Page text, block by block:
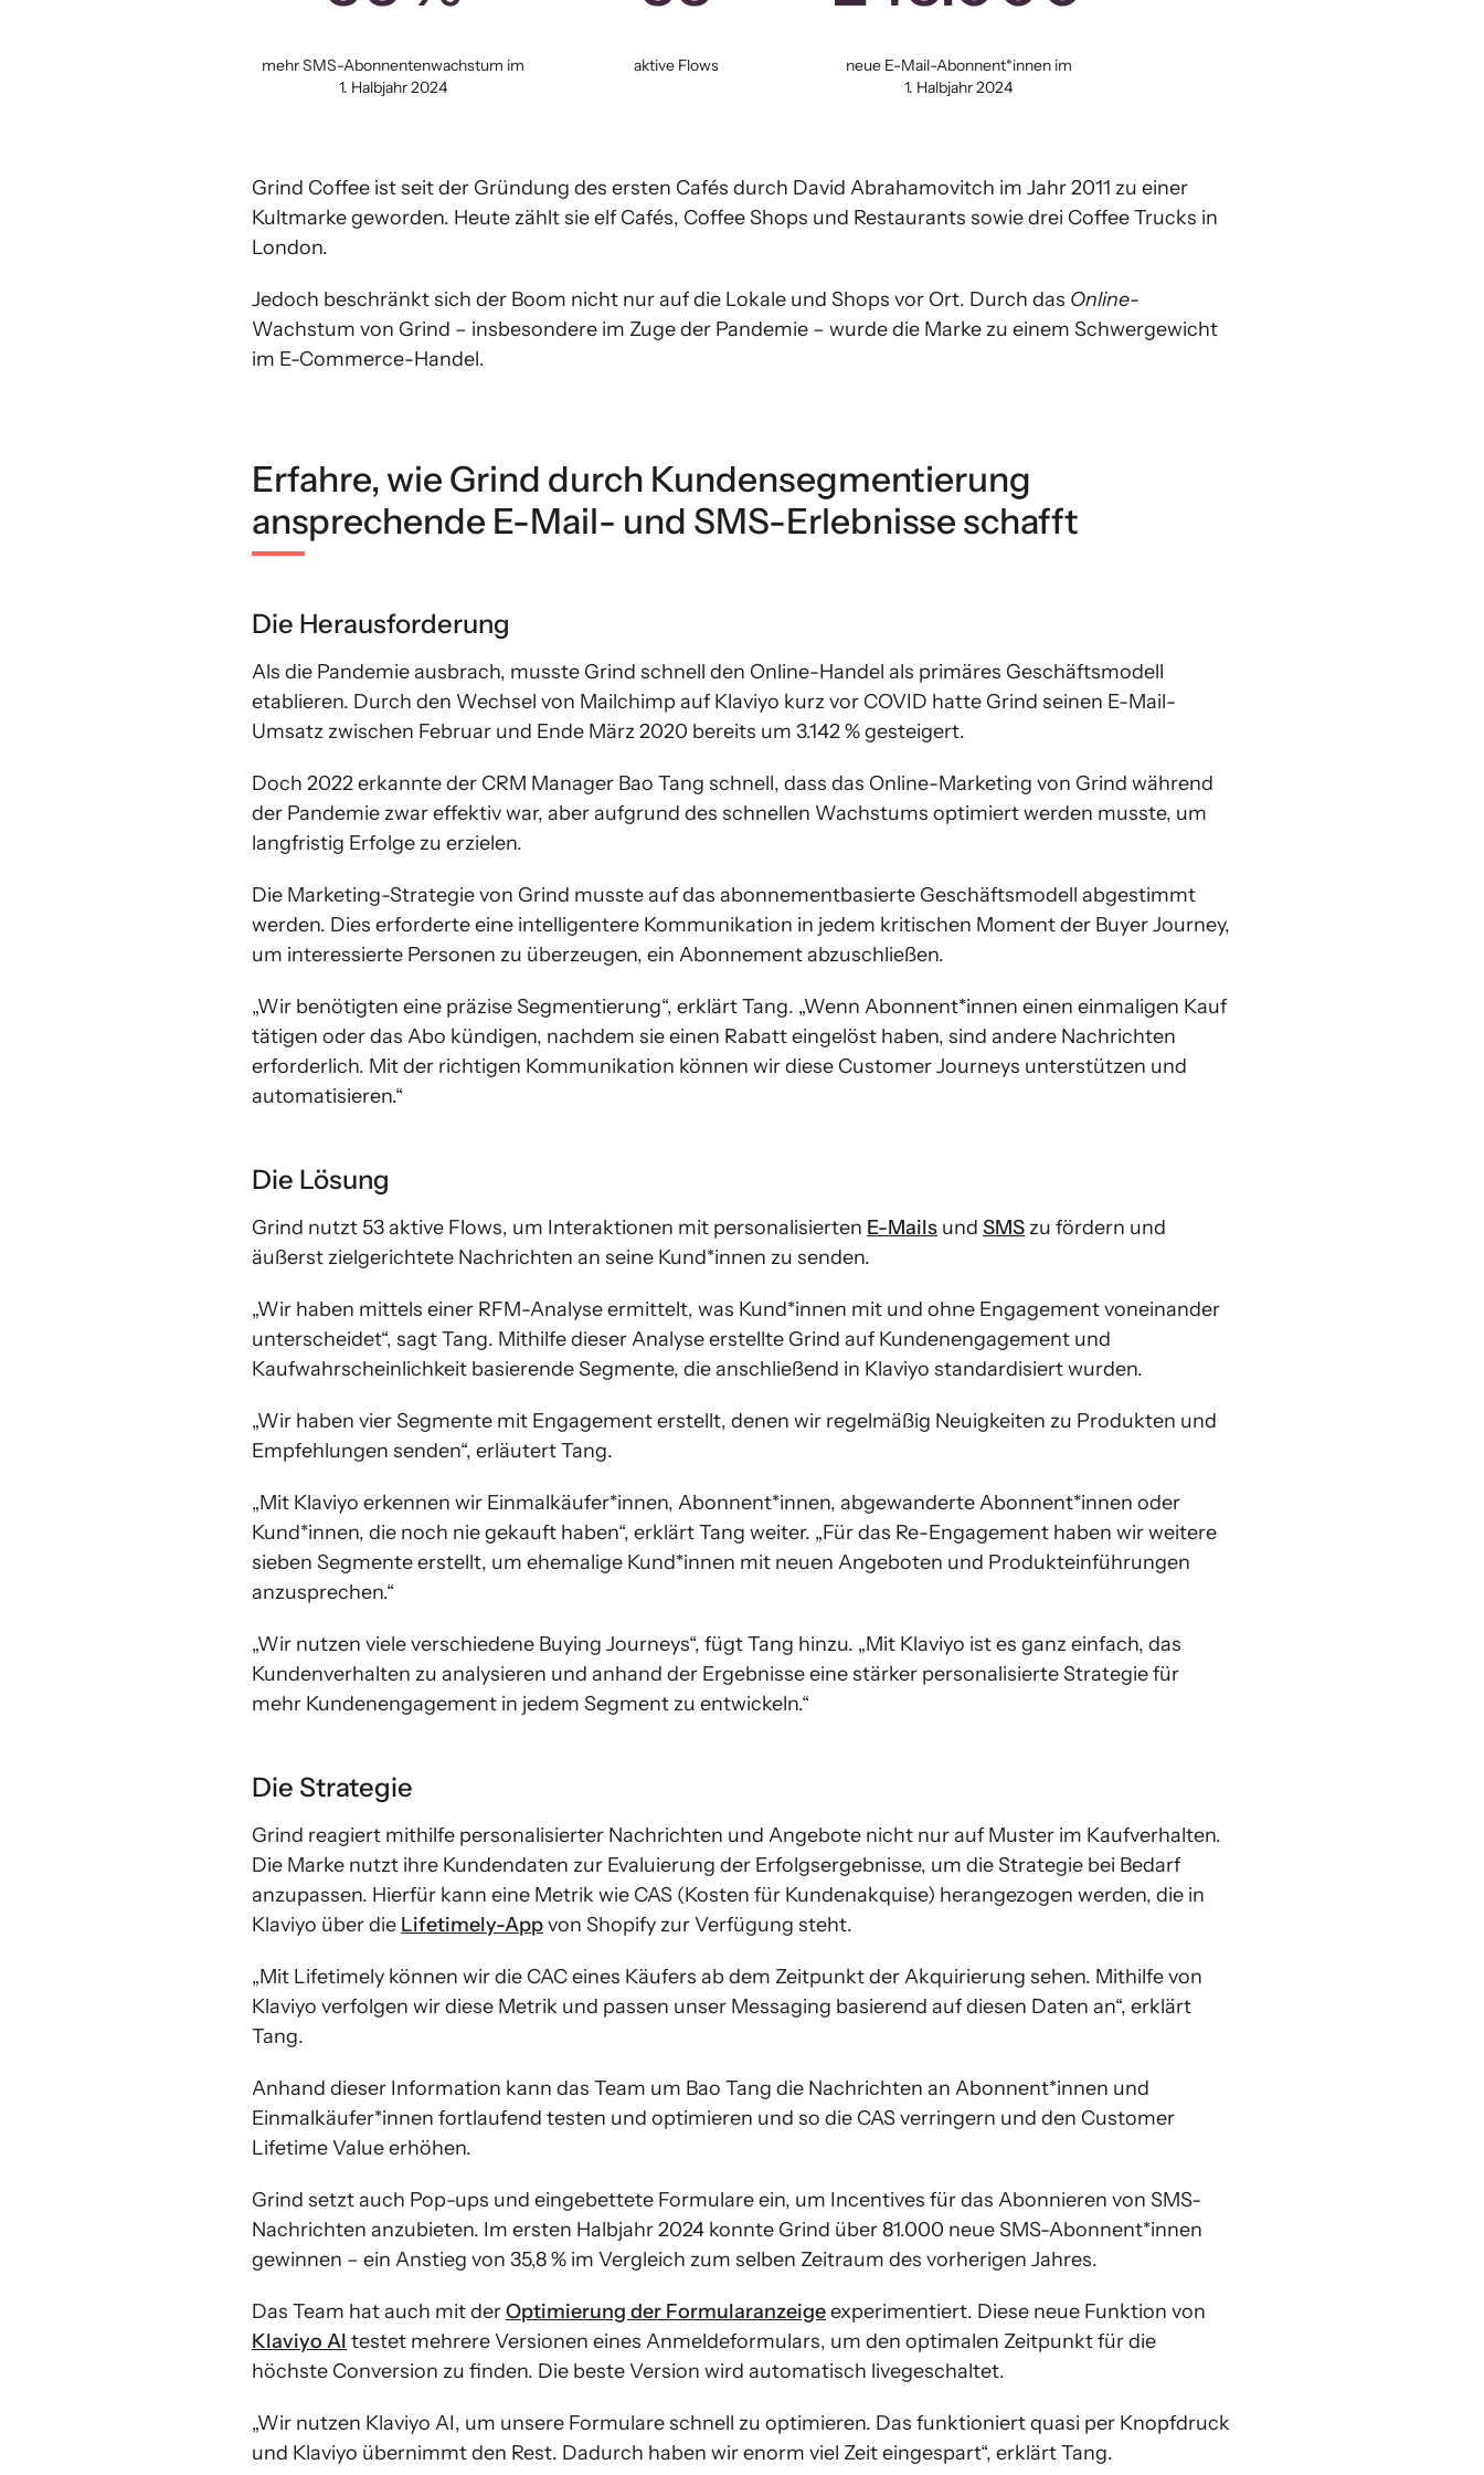
mehr SMS-Abonnentenwachstum im
1. Halbjahr 2024
aktive Flows
neue E-Mail-Abonnent*innen im
1. Halbjahr 2024
Grind Coffee ist seit der Gründung des ersten Cafés durch David Abrahamovitch im Jahr 2011 zu einer
Kultmarke geworden. Heute zählt sie elf Cafés, Coffee Shops und Restaurants sowie drei Coffee Trucks in
London.
Jedoch beschränkt sich der Boom nicht nur auf die Lokale und Shops vor Ort. Durch das Online-
Wachstum von Grind – insbesondere im Zuge der Pandemie – wurde die Marke zu einem Schwergewicht
im E-Commerce-Handel.
Erfahre, wie Grind durch Kundensegmentierung
ansprechende E-Mail- und SMS-Erlebnisse schafft
Die Herausforderung
Als die Pandemie ausbrach, musste Grind schnell den Online-Handel als primäres Geschäftsmodell
etablieren. Durch den Wechsel von Mailchimp auf Klaviyo kurz vor COVID hatte Grind seinen E-Mail-
Umsatz zwischen Februar und Ende März 2020 bereits um 3.142 % gesteigert.
Doch 2022 erkannte der CRM Manager Bao Tang schnell, dass das Online-Marketing von Grind während
der Pandemie zwar effektiv war, aber aufgrund des schnellen Wachstums optimiert werden musste, um
langfristig Erfolge zu erzielen.
Die Marketing-Strategie von Grind musste auf das abonnementbasierte Geschäftsmodell abgestimmt
werden. Dies erforderte eine intelligentere Kommunikation in jedem kritischen Moment der Buyer Journey,
um interessierte Personen zu überzeugen, ein Abonnement abzuschließen.
„Wir benötigten eine präzise Segmentierung“, erklärt Tang. „Wenn Abonnent*innen einen einmaligen Kauf
tätigen oder das Abo kündigen, nachdem sie einen Rabatt eingelöst haben, sind andere Nachrichten
erforderlich. Mit der richtigen Kommunikation können wir diese Customer Journeys unterstützen und
automatisieren.“
Die Lösung
Grind nutzt 53 aktive Flows, um Interaktionen mit personalisierten E-Mails und SMS zu fördern und
äußerst zielgerichtete Nachrichten an seine Kund*innen zu senden.
„Wir haben mittels einer RFM-Analyse ermittelt, was Kund*innen mit und ohne Engagement voneinander
unterscheidet“, sagt Tang. Mithilfe dieser Analyse erstellte Grind auf Kundenengagement und
Kaufwahrscheinlichkeit basierende Segmente, die anschließend in Klaviyo standardisiert wurden.
„Wir haben vier Segmente mit Engagement erstellt, denen wir regelmäßig Neuigkeiten zu Produkten und
Empfehlungen senden“, erläutert Tang.
„Mit Klaviyo erkennen wir Einmalkäufer*innen, Abonnent*innen, abgewanderte Abonnent*innen oder
Kund*innen, die noch nie gekauft haben“, erklärt Tang weiter. „Für das Re-Engagement haben wir weitere
sieben Segmente erstellt, um ehemalige Kund*innen mit neuen Angeboten und Produkteinführungen
anzusprechen.“
„Wir nutzen viele verschiedene Buying Journeys“, fügt Tang hinzu. „Mit Klaviyo ist es ganz einfach, das
Kundenverhalten zu analysieren und anhand der Ergebnisse eine stärker personalisierte Strategie für
mehr Kundenengagement in jedem Segment zu entwickeln.“
Die Strategie
Grind reagiert mithilfe personalisierter Nachrichten und Angebote nicht nur auf Muster im Kaufverhalten.
Die Marke nutzt ihre Kundendaten zur Evaluierung der Erfolgsergebnisse, um die Strategie bei Bedarf
anzupassen. Hierfür kann eine Metrik wie CAS (Kosten für Kundenakquise) herangezogen werden, die in
Klaviyo über die Lifetimely-Appvon Shopify zur Verfügung steht.
„Mit Lifetimely können wir die CAC eines Käufers ab dem Zeitpunkt der Akquirierung sehen. Mithilfe von
Klaviyo verfolgen wir diese Metrik und passen unser Messaging basierend auf diesen Daten an“, erklärt
Tang.
Anhand dieser Information kann das Team um Bao Tang die Nachrichten an Abonnent*innen und
Einmalkäufer*innen fortlaufend testen und optimieren und so die CAS verringern und den Customer
Lifetime Value erhöhen.
Grind setzt auch Pop-ups und eingebettete Formulare ein, um Incentives für das Abonnieren von SMS-
Nachrichten anzubieten. Im ersten Halbjahr 2024 konnte Grind über 81.000 neue SMS-Abonnent*innen
gewinnen – ein Anstieg von 35,8 % im Vergleich zum selben Zeitraum des vorherigen Jahres.
Das Team hat auch mit derOptimierung der Formularanzeigeexperimentiert. Diese neue Funktion von
Klaviyo AI testet mehrere Versionen eines Anmeldeformulars, um den optimalen Zeitpunkt für die
höchste Conversion zu finden. Die beste Version wird automatisch livegeschaltet.
„Wir nutzen Klaviyo AI, um unsere Formulare schnell zu optimieren. Das funktioniert quasi per Knopfdruck
und Klaviyo übernimmt den Rest. Dadurch haben wir enorm viel Zeit eingespart“, erklärt Tang.